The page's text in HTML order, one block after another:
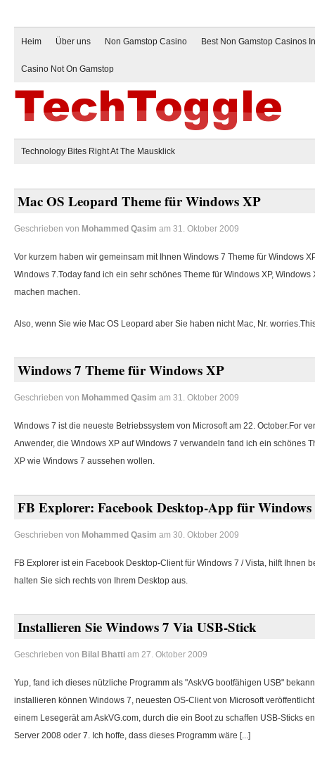
Heim Über uns Non Gamstop Casino Best Non Gamstop Casinos
Casino Not On Gamstop
Technology Bites Right At The Mausklick
Mac OS Leopard Theme für Windows XP
Geschrieben von Mohammed Qasim am 31. Oktober 2009
Vor kurzem haben wir gemeinsam mit Ihnen Windows 7 Theme für Windows
Windows 7.Today fand ich ein sehr schönes Theme für Windows XP,
machen machen.
Also, wenn Sie wie Mac OS Leopard aber Sie haben nicht Mac, Nr.
Windows 7 Theme für Windows XP
Geschrieben von Mohammed Qasim am 31. Oktober 2009
Windows 7 ist die neueste Betriebssystem von Microsoft am 22. October.For
Anwender, die Windows XP auf Windows 7 verwandeln fand ich ein schönes
XP wie Windows 7 aussehen wollen.
FB Explorer: Facebook Desktop-App für Windows
Geschrieben von Mohammed Qasim am 30. Oktober 2009
FB Explorer ist ein Facebook Desktop-Client für Windows 7 / Vista, hilft Ihnen
halten Sie sich rechts von Ihrem Desktop aus.
Installieren Sie Windows 7 Via USB-Stick
Geschrieben von Bilal Bhatti am 27. Oktober 2009
Yup, fand ich dieses nützliche Programm als "AskVG bootfähigen USB"
installieren können Windows 7, neuesten OS-Client von Microsoft
einem Lesegerät am AskVG.com, durch die ein Boot zu schaffen USB-Sticks
Server 2008 oder 7. Ich hoffe, dass dieses Programm wäre [...]